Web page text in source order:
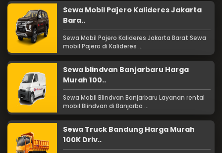
Sewa Mobil Pajero Kalideres Jakarta
Bara..
Sewa Mobil Pajero Kalideres Jakarta Barat Sewa
mobil Pajero di Kalideres ...
Sewa blindvan Banjarbaru Harga
Murah 100..
Sewa Mobil Blindvan Banjarbaru Layanan rental
mobil Blindvan di Banjarba ...
Sewa Truck Bandung Harga Murah
100K Driv..